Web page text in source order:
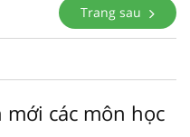
Trang sau
mới các môn học